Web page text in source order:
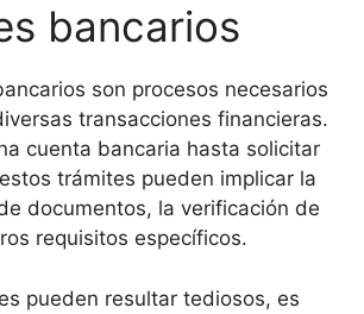
bancarios
son procesos necesarios
transacciones financieras.
cuenta bancaria hasta solicitar
trámites pueden implicar la
documentos, la verificación de
requisitos específicos.
pueden resultar tediosos, es